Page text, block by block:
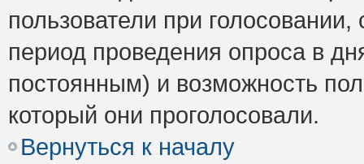
пользователи при
период проведения опроса в
постоянным) и возможность
который они проголосовали.
Вернуться к началу